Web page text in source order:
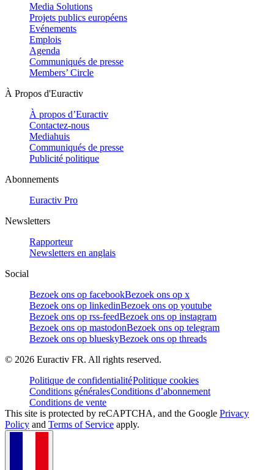
Media Solutions
Projets publics européens
Evénements
Emplois
Agenda
Communiqués de presse
Members’ Circle
À Propos d'Euractiv
À propos d’Euractiv
Contactez-nous
Mediahuis
Communiqués de presse
Publicité politique
Abonnements
Euractiv Pro
Newsletters
Rapporteur
Newsletters en anglais
Social
Bezoek ons op facebookBezoek ons op x
Bezoek ons op linkedinBezoek ons op youtube
Bezoek ons op rss-feedBezoek ons op instagram
Bezoek ons op mastodonBezoek ons op telegram
Bezoek ons op blueskyBezoek ons op threads
© 2026 Euractiv FR. All rights reserved.
Politique de confidentialitéPolitique cookies
Conditions généralesConditions d’abonnement
Conditions de vente
This site is protected by reCAPTCHA, and the Google Privacy
Policy and Terms of Service apply.